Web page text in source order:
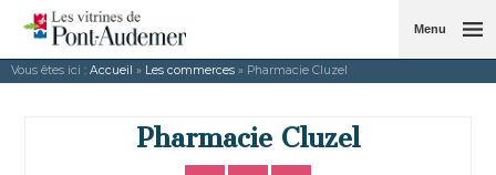
Menu
Vous êtes ici : Accueil » Les commerces » Pharmacie Cluzel
Pharmacie Cluzel